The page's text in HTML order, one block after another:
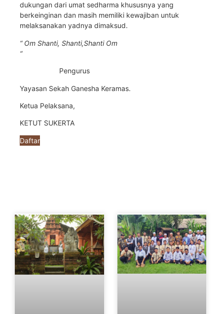
dukungan dari umat sedharma khususnya yang
berkeinginan dan masih memiliki kewajiban untuk
melaksanakan yadnya dimaksud.
“ Om Shanti, Shanti,Shanti Om
“
Pengurus
Yayasan Sekah Ganesha Keramas.
Ketua Pelaksana,
KETUT SUKERTA
Daftar